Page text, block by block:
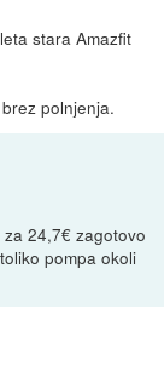
stara Amazfit
polnjenja.
24,7€ zagotovo
pompa okoli